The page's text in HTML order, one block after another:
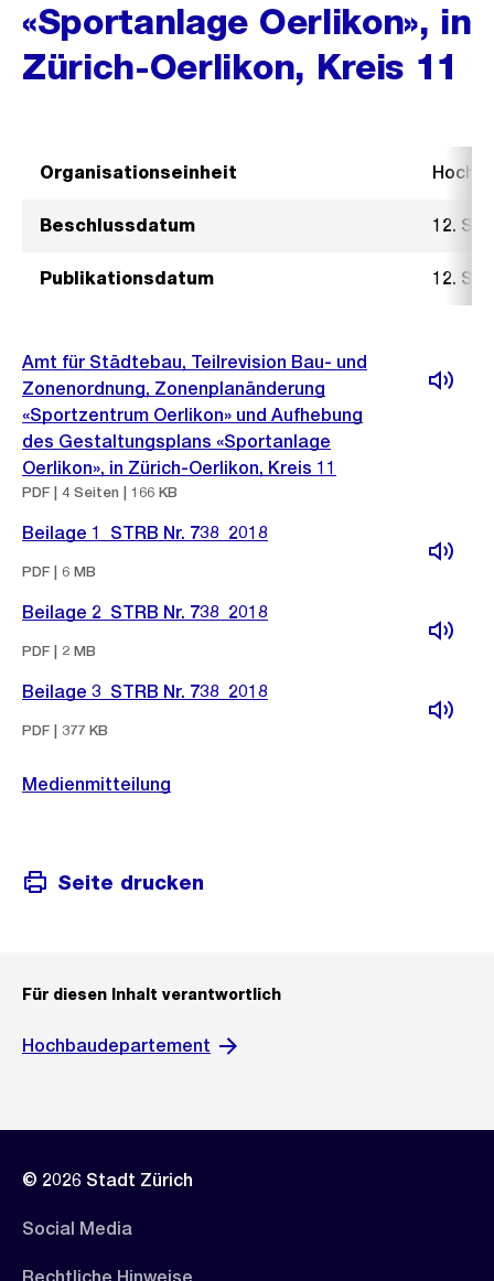
«Sportanlage Oerlikon», in
Zürich-Oerlikon, Kreis 11
Organisationseinheit
Beschlussdatum 12.
Publikationsdatum 12.
Amt für Städtebau, Teilrevision Bau- und
Zonenordnung, Zonenplanänderung
«Sportzentrum Oerlikon» und Aufhebung
des Gestaltungsplans «Sportanlage
Oerlikon», in Zürich-Oerlikon, Kreis 11
PDF | 4 Seiten | 166 KB
Beilage 1_STRB Nr. 738_2018
PDF | 6 MB
Beilage 2_STRB Nr. 738_2018
PDF | 2 MB
Beilage 3_STRB Nr. 738_2018
PDF | 377 KB
Medienmitteilung
Seite drucken
Für diesen Inhalt verantwortlich
Hochbaudepartement
© 2026 Stadt Zürich
Social Media